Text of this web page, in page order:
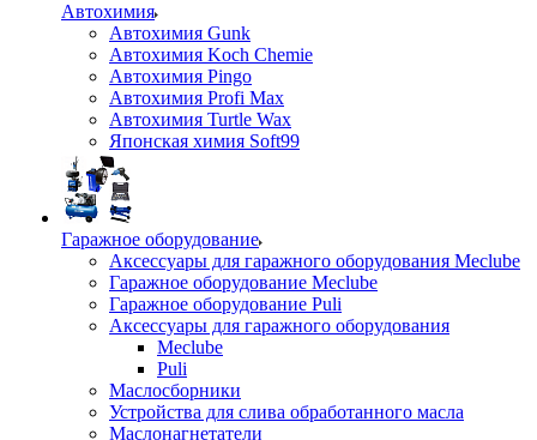
Автохимия
Автохимия Gunk
Автохимия Koch Chemie
Автохимия Pingo
Автохимия Profi Max
Автохимия Turtle Wax
Японская химия Soft99
Гаражное оборудование
Аксессуары для гаражного оборудования Meclube
Гаражное оборудование Meclube
Гаражное оборудование Puli
Аксессуары для гаражного оборудования
Meclube
Puli
Маслосборники
Устройства для слива обработанного масла
Маслонагнетатели